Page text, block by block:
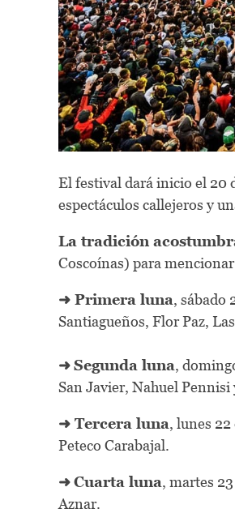
El festival dará inicio el 20
espectáculos callejeros y
La tradición
Coscoínas) para
➜ Primera luna, sábado
Santiagueños, Flor Paz,
➜Segunda luna,
San Javier, Nahuel Pennisi
➜ Tercera luna, lunes
Peteco Carabajal.
➜Cuarta luna, martes
Aznar.